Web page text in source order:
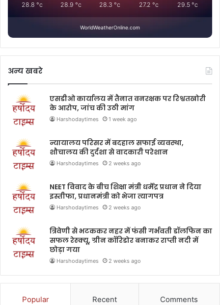
28.8 °c 28.9 °c 28.3 °c 27.2 °c 29.5 °c
WorldWeatherOnline.com
अन्य खबरे
एसडीओ कार्यालय में तैनात वनरक्षक पर रिश्वतखोरी
के आरोप, जांच की उठी मांग
Harshodaytimes 1 week ago
न्यायालय परिसर में बदहाल सफाई व्यवस्था,
शौचालय की दुर्दशा से वादकारी परेशान
Harshodaytimes 2 weeks ago
NEET विवाद के बीच शिक्षा मंत्री धर्मेंद्र प्रधान ने दिया
इस्तीफा, प्रधानमंत्री को भेजा त्यागपत्र
Harshodaytimes 2 weeks ago
त्रिवेणी से भटककर नहर में फंसी गर्भवती डॉलफिन का
सफल रेस्क्यू, ग्रीन कॉरिडोर बनाकर राप्ती नदी में
छोड़ा गया
Harshodaytimes 2 weeks ago
Popular Recent Comments